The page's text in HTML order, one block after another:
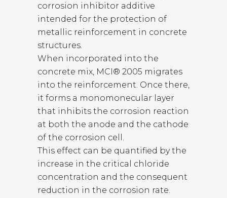
corrosion inhibitor additive
intended for the protection of
metallic reinforcement in concrete
structures.
When incorporated into the
concrete mix, MCI® 2005 migrates
into the reinforcement. Once there,
it forms a monomonecular layer
that inhibits the corrosion reaction
at both the anode and the cathode
of the corrosion cell.
This effect can be quantified by the
increase in the critical chloride
concentration and the consequent
reduction in the corrosion rate.